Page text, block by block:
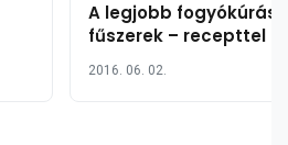
A legjobb fogyókúrás
fűszerek – recepttel
2016. 06. 02.